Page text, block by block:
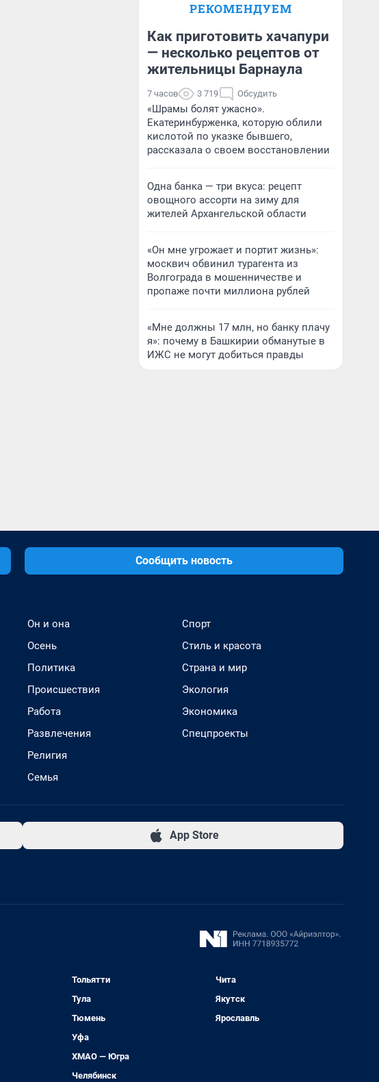
РЕКОМЕНДУЕМ
Как приготовить хачапури
— несколько рецептов от
жительницы Барнаула
7 часов 3 719 Обсудить
«Шрамы болят ужасно».
Екатеринбурженка, которую облили
кислотой по указке бывшего,
рассказала о своем восстановлении
Одна банка — три вкуса: рецепт
овощного ассорти на зиму для
жителей Архангельской области
«Он мне угрожает и портит жизнь»:
москвич обвинил турагента из
Волгограда в мошенничестве и
пропаже почти миллиона рублей
«Мне должны 17 млн, но банку плачу
я»: почему в Башкирии обманутые в
ИЖС не могут добиться правды
Сообщить новость
Он и она
Осень
Политика
Происшествия
Работа
Развлечения
Религия
Семья
Спорт
Стиль и красота
Страна и мир
Экология
Экономика
Спецпроекты
App Store
Тольятти
Тула
Тюмень
Уфа
ХМАО — Югра
Челябинск
Чита
Якутск
Ярославль